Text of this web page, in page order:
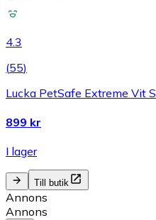
4.3
(55)
Lucka PetSafe Extreme Vit S
899 kr
I lager
Till butik
Annons
Annons